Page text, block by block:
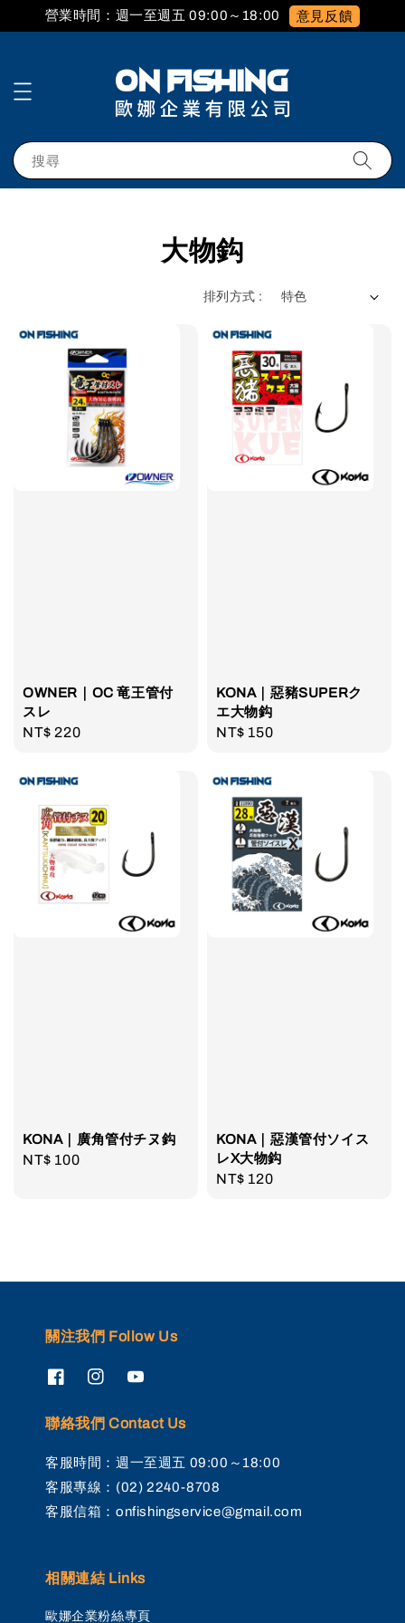
營業時間：週一至週五 09:00～18:00 意見反饋
搜尋
大物鈎
排列方式 :
OWNER｜OC 竜王管付
スレ
Regular
NT$ 220
KONA｜惡豬SUPERク
エ大物鈎
Regular
NT$ 150
KONA｜廣角管付チヌ鈎
Regular
NT$ 100
KONA｜惡漢管付ソイス
レX大物鈎
Regular
NT$ 120
關注我們 Follow Us
聯絡我們 Contact Us
客服時間：週一至週五 09:00～18:00
客服專線：(02) 2240-8708
客服信箱：onfishingservice@gmail.com
相關連結 Links
歐娜企業粉絲專頁